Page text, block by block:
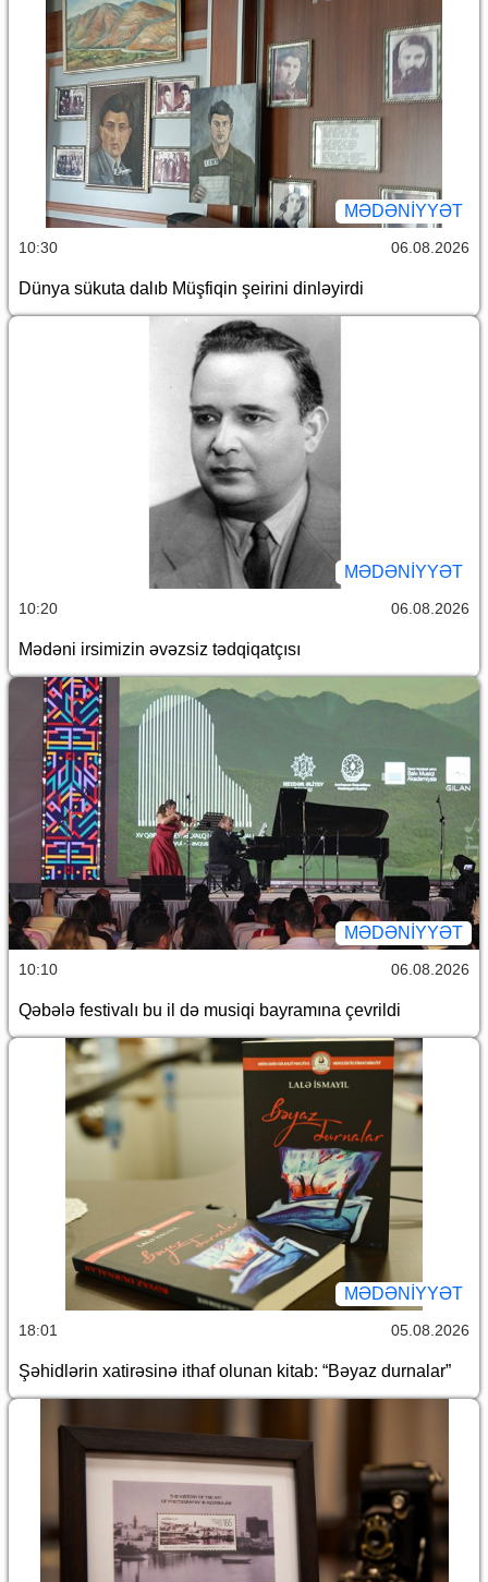
MƏDƏNIYYƏT
10:30 06.08.2026
Dünya sükuta dalıb Müşfiqin şeirini dinləyirdi
MƏDƏNIYYƏT
10:20 06.08.2026
Mədəni irsimizin əvəzsiz tədqiqatçısı
MƏDƏNIYYƏT
10:10 06.08.2026
Qəbələ festivalı bu il də musiqi bayramına çevrildi
MƏDƏNIYYƏT
18:01 05.08.2026
Şəhidlərin xatirəsinə ithaf olunan kitab: “Bəyaz durnalar”